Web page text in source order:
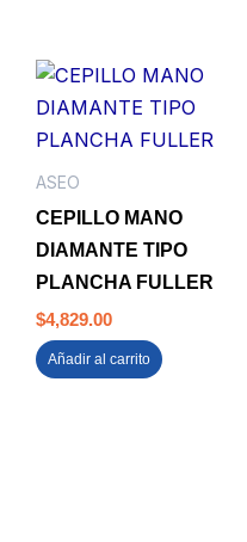
ASEO
CEPILLO MANO
DIAMANTE TIPO
PLANCHA FULLER
$4,829.00
Añadir al carrito